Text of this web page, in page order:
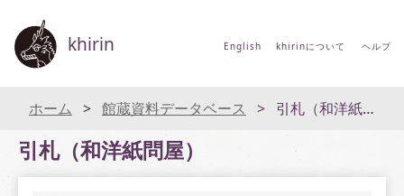
khirin English khirinについて ヘルプ
ホーム 館蔵資料データベース 引札（和洋紙問屋）
引札（和洋紙問屋）